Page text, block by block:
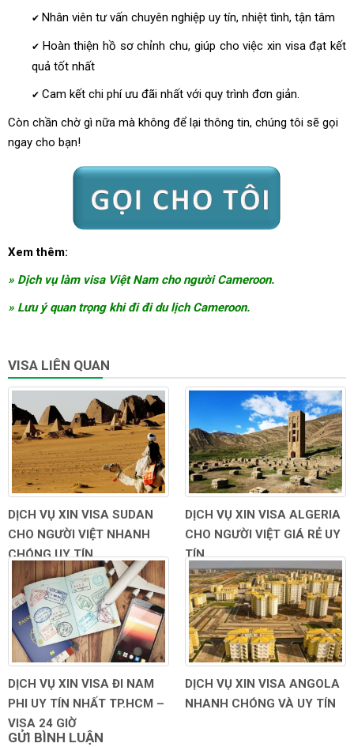
✔ Nhân viên tư vấn chuyên nghiệp uy tín, nhiệt tình, tận tâm
✔ Hoàn thiện hồ sơ chỉnh chu, giúp cho việc xin visa đạt kết
quả tốt nhất
✔ Cam kết chi phí ưu đãi nhất với quy trình đơn giản.
Còn chần chờ gì nữa mà không để lại thông tin, chúng tôi sẽ gọi
ngay cho bạn!
Xem thêm:
» Dịch vụ làm visa Việt Nam cho người Cameroon.
» Lưu ý quan trọng khi đi đi du lịch Cameroon.
VISA LIÊN QUAN
DỊCH VỤ XIN VISA SUDAN
CHO NGƯỜI VIỆT NHANH
CHÓNG UY TÍN
DỊCH VỤ XIN VISA ALGERIA
CHO NGƯỜI VIỆT GIÁ RẺ UY
TÍN
DỊCH VỤ XIN VISA ĐI NAM
PHI UY TÍN NHẤT TP.HCM –
VISA 24 GIỜ
DỊCH VỤ XIN VISA ANGOLA
NHANH CHÓNG VÀ UY TÍN
GỬI BÌNH LUẬN